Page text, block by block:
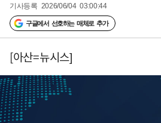
기사등록 2026/06/04 03:00:44
구글에서 선호하는 매체로 추가
[아산=뉴시스]